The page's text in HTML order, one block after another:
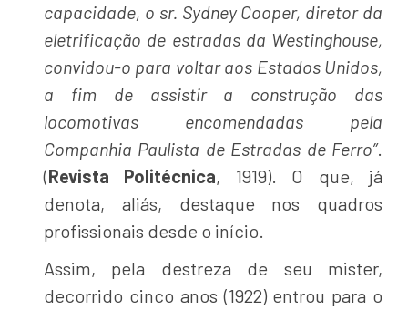
capacidade, o sr. Sydney Cooper, diretor da
eletrificação de estradas da Westinghouse,
convidou-o para voltar aos Estados Unidos,
a fim de assistir a construção das
locomotivas encomendadas pela
Companhia Paulista de Estradas de Ferro”.
(Revista Politécnica, 1919). O que, já
denota, aliás, destaque nos quadros
profissionais desde o início.
Assim, pela destreza de seu mister,
decorrido cinco anos (1922) entrou para o